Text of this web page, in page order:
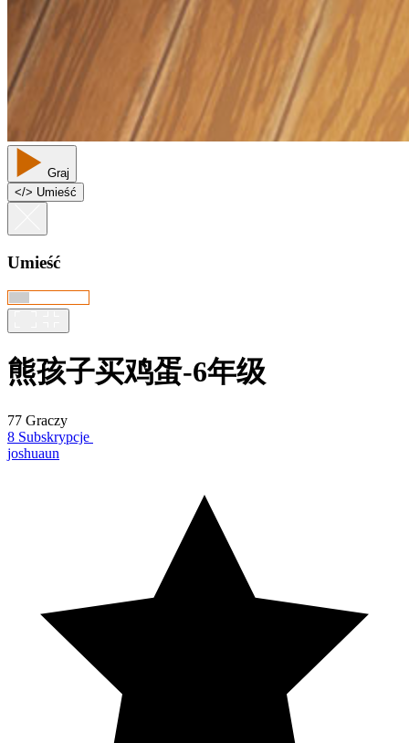
Graj
</> Umieść
Umieść
熊孩子买鸡蛋-6年级
77 Graczy
8 Subskrypcje
joshuaun